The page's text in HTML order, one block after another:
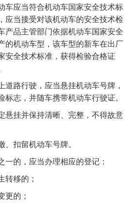
车应当符合机动车国家安全技术标
应当接受对该机动车的安全技术检
产品主管部门依据机动车国家安全
的机动车型，该车型的新车在出厂
安全技术标准，获得检验合格证
道路行驶，应当悬挂机动车号牌，
志，并随车携带机动车行驶证。
悬挂并保持清晰、完整，不得故意
扣留机动车号牌。
一的，应当办理相应的登记：
转移的；
更的；